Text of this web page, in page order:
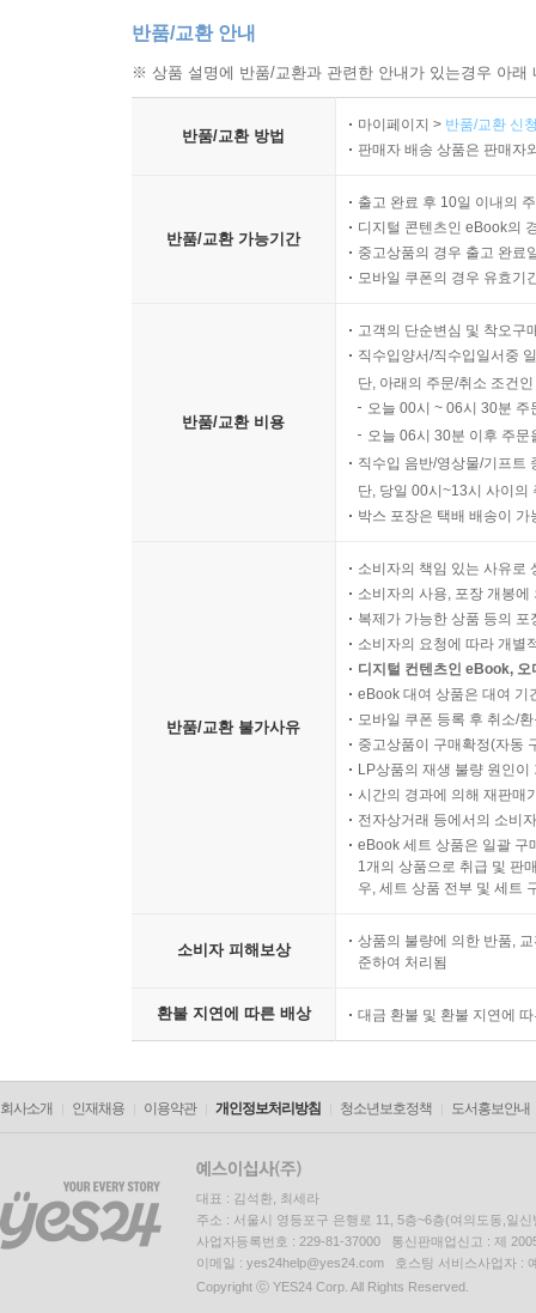
반품/교환 안내
※ 상품 설명에 반품/교환과 관련한 안내가 있는경우 아
반품/교환 방법
마이페이지 > 반품/교환 신
판매자 배송 상품은 판매자
반품/교환 가능기간
출고 완료 후 10일 이내의
디지털 콘텐츠인 eBook의
중고상품의 경우 출고 완료
모바일 쿠폰의 경우 유효기
반품/교환 비용
고객의 단순변심 및 착오구
직수입양서/직수입일서중
단, 아래의 주문/취소 조건
오늘 00시 ~ 06시 30분
오늘 06시 30분 이후 주
직수입 음반/영상물/기프트
단, 당일 00시~13시 사이의
박스 포장은 택배 배송이
반품/교환 불가사유
소비자의 책임 있는 사유로
소비자의 사용, 포장 개봉
복제가 가능한 상품 등의
소비자의 요청에 따라 개별
디지털 컨텐츠인 eBook,
eBook 대여 상품은 대여 기
모바일 쿠폰 등록 후 취소/
중고상품이 구매확정(자동
LP상품의 재생 불량 원인
시간의 경과에 의해 재판매
전자상거래 등에서의 소비
eBook 세트 상품은 일괄 구
1개의 상품으로 취급 및 판
우, 세트 상품 전부 및 세트
소비자 피해보상
상품의 불량에 의한 반품,
준하여 처리됨
환불 지연에 따른 배상 대금 환불 및 환불 지연에
회사소개 인재채용 이용약관 개인정보처리방침 청소년보호정책 도서홍보안내
대표 : 김석환, 최세라
주소 : 서울시 영등포구 은행로 11, 5층~6층(여의도동,일신
사업자등록번호 : 229-81-37000 통신판매업신고 : 제
이메일 : yes24help@yes24.com 호스팅 서비스사업자 :
Copyright ⓒ YES24 Corp. All Rights Reserved.